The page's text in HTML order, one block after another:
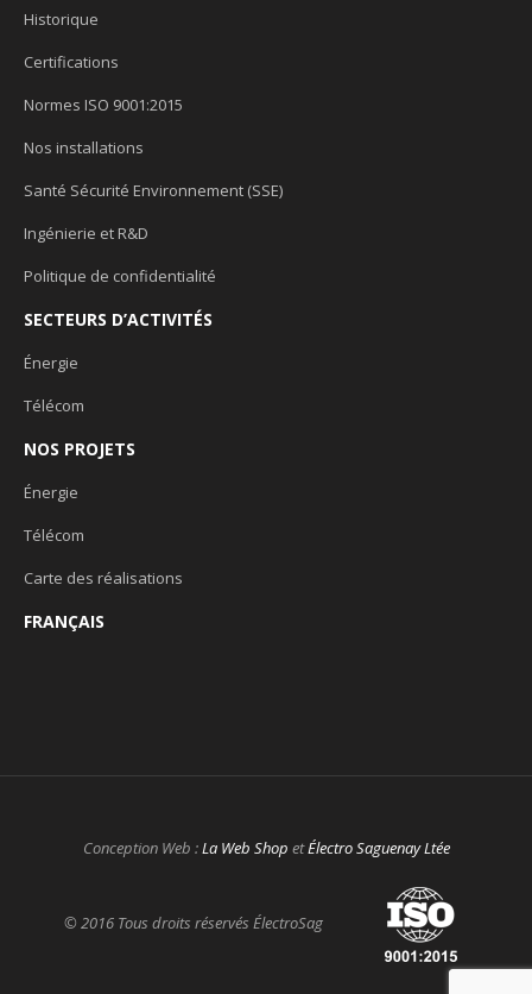
Historique
Certifications
Normes ISO 9001:2015
Nos installations
Santé Sécurité Environnement (SSE)
Ingénierie et R&D
Politique de confidentialité
SECTEURS D’ACTIVITÉS
Énergie
Télécom
NOS PROJETS
Énergie
Télécom
Carte des réalisations
FRANÇAIS
Conception Web :La Web Shop etÉlectro Saguenay Ltée
© 2016 Tous droits réservés ÉlectroSag